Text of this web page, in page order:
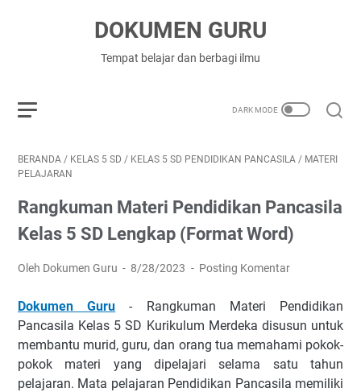
DOKUMEN GURU
Tempat belajar dan berbagi ilmu
BERANDA / KELAS 5 SD / KELAS 5 SD PENDIDIKAN PANCASILA / MATERI
PELAJARAN
Rangkuman Materi Pendidikan Pancasila
Kelas 5 SD Lengkap (Format Word)
Oleh Dokumen Guru 8/28/2023 Posting Komentar
Dokumen Guru - Rangkuman Materi Pendidikan
Pancasila Kelas 5 SD Kurikulum Merdeka disusun untuk
membantu murid, guru, dan orang tua memahami pokok-
pokok materi yang dipelajari selama satu tahun
pelajaran. Mata pelajaran Pendidikan Pancasila memiliki